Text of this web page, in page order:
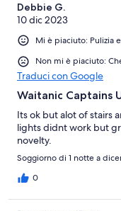
Debbie G.
10 dic 2023
Mi è piaciuto: Pulizia
Non mi è piaciuto:
Traduci con Google
Waitanic Captains
Its ok but alot of stairs
lights didnt work but
novelty.
Soggiorno di 1 notte a
0